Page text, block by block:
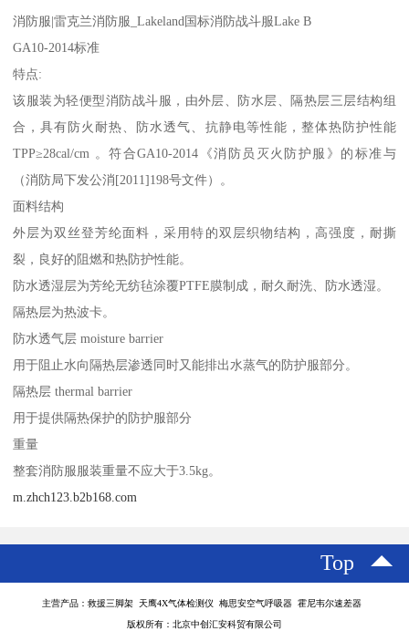
消防服|雷克兰消防服_Lakeland国标消防战斗服Lake B
GA10-2014标准
特点:
该服装为轻便型消防战斗服，由外层、防水层、隔热层三层结构组
合，具有防火耐热、防水透气、抗静电等性能，整体热防护性能
TPP≥28cal/cm 。符合GA10-2014《消防员灭火防护服》的标准与
（消防局下发公消[2011]198号文件）。
面料结构
外层为双丝登芳纶面料，采用特的双层织物结构，高强度，耐撕
裂，良好的阻燃和热防护性能。
防水透湿层为芳纶无纺毡涂覆PTFE膜制成，耐久耐洗、防水透湿。
隔热层为热波卡。
防水透气层 moisture barrier
用于阻止水向隔热层渗透同时又能排出水蒸气的防护服部分。
隔热层 thermal barrier
用于提供隔热保护的防护服部分
重量
整套消防服服装重量不应大于3.5kg。
m.zhch123.b2b168.com
Top
主营产品：救援三脚架 天鹰4X气体检测仪 梅思安空气呼吸器 霍尼韦尔速差器
版权所有：北京中创汇安科贸有限公司